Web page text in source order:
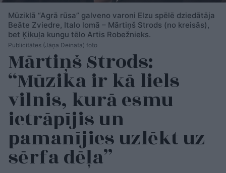
Mūziklā “Agrā rūsa” galveno varoni Elzu spēlē dziedātāja
Beāte Zviedre, Italo lomā – Mārtiņš Strods (no kreisās),
bet Ķikuļa kungu tēlo Artis Robežnieks.
Publicitātes (Jāņa Deinata) foto
Mārtiņš Strods:
“Mūzika ir kā liels
vilnis, kurā esmu
ietrāpījis un
pamanījies uzlēkt uz
sērfa dēļa”